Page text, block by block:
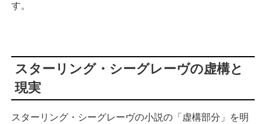
す。
スターリング・シーグレーヴの虚構と
現実
スターリング・シーグレーヴの小説の「虚構部分」を明